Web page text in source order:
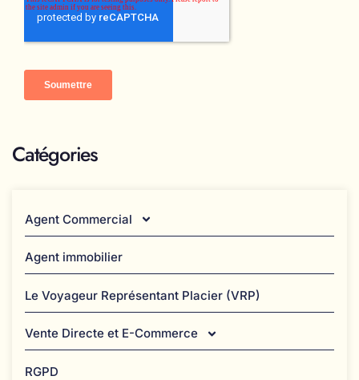
Catégories
Agent Commercial
Agent immobilier
Le Voyageur Représentant Placier (VRP)
Vente Directe et E-Commerce
RGPD